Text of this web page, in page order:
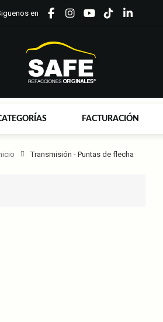
en
FACTURACIÓN
Transmisión - Puntas de flecha